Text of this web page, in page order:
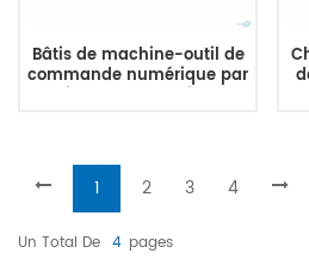
Bâtis de machine-outil de
commande numérique par
1 2 3 4
Un Total De 4 Pages